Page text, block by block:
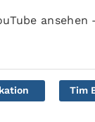
ansehen
Tim